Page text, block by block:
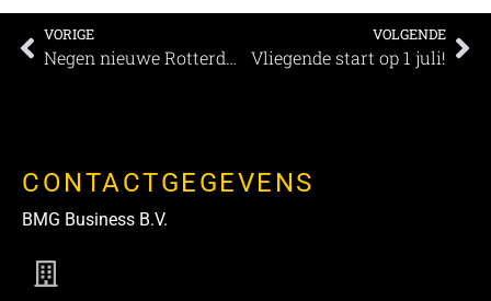
VORIGE
Negen nieuwe Rotterdam Make It Happen partners (met video)
VOLGENDE
Vliegende start op 1 juli!
CONTACTGEGEVENS
BMG Business B.V.